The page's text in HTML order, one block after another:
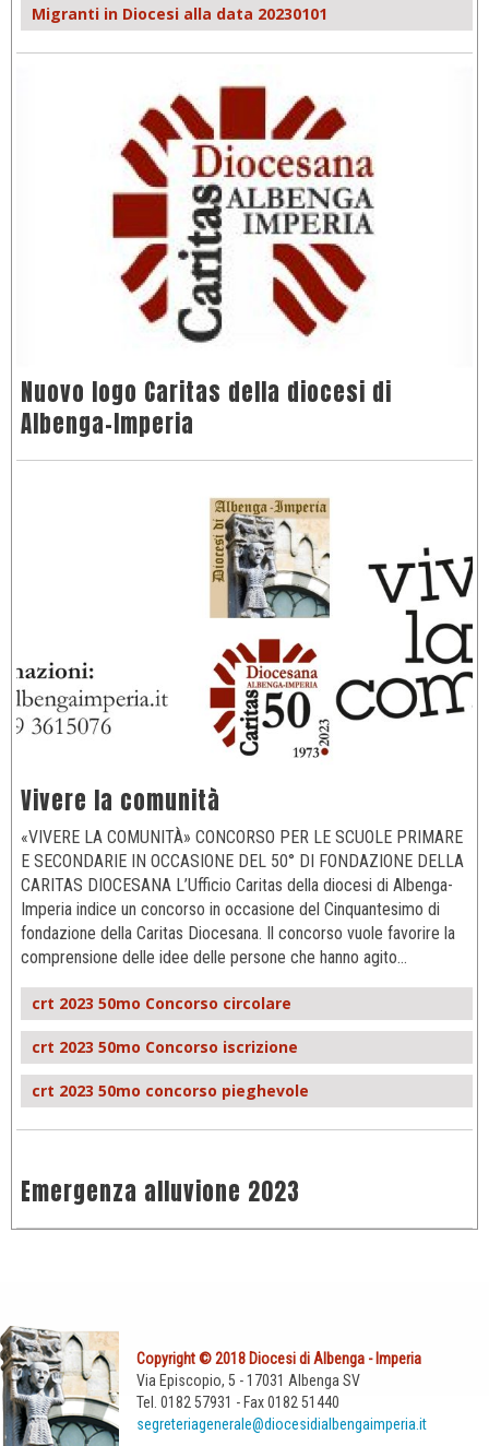
Migranti in Diocesi alla data 20230101
Nuovo logo Caritas della diocesi di
Albenga-Imperia
Vivere la comunità
«VIVERE LA COMUNITÀ» CONCORSO PER LE SCUOLE PRIMARE
E SECONDARIE IN OCCASIONE DEL 50° DI FONDAZIONE DELLA
CARITAS DIOCESANA L’Ufficio Caritas della diocesi di Albenga-
Imperia indice un concorso in occasione del Cinquantesimo di
fondazione della Caritas Diocesana. Il concorso vuole favorire la
comprensione delle idee delle persone che hanno agito…
crt 2023 50mo Concorso circolare
crt 2023 50mo Concorso iscrizione
crt 2023 50mo concorso pieghevole
Emergenza alluvione 2023
Copyright © 2018 Diocesi di Albenga - Imperia
Via Episcopio, 5 - 17031 Albenga SV
Tel. 0182 57931 - Fax 0182 51440
segreteriagenerale@diocesidialbengaimperia.it